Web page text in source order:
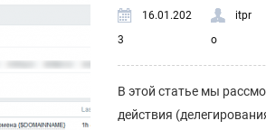
16.01.202
3
itpr
o
В этой статье мы
действия